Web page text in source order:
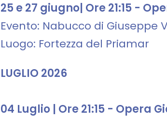
25 e 27 giugno| Ore 21:15 -
Evento: Nabucco di Giuseppe
Luogo: Fortezza del Priamar
LUGLIO 2026
04 Luglio | Ore 21:15 - Opera